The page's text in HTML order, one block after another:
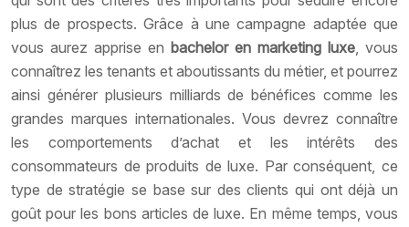
plus de prospects. Grâce à une campagne adaptée que
vous aurez apprise en bachelor en marketing luxe, vous
connaîtrez les tenants et aboutissants du métier, et pourrez
ainsi générer plusieurs milliards de bénéfices comme les
grandes marques internationales. Vous devrez connaître
les comportements d’achat et les intérêts des
consommateurs de produits de luxe. Par conséquent, ce
type de stratégie se base sur des clients qui ont déjà un
goût pour les bons articles de luxe. En même temps, vous